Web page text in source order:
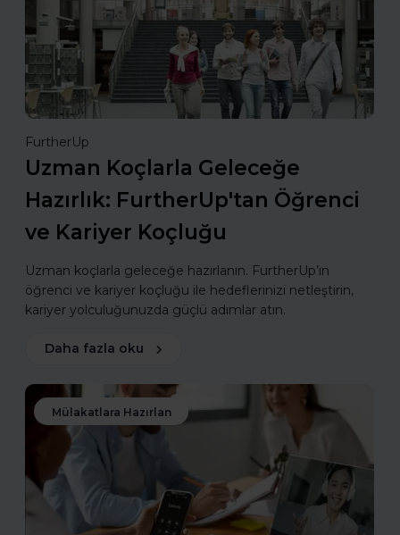
FurtherUp
Uzman Koçlarla Geleceğe
Hazırlık: FurtherUp'tan Öğrenci
ve Kariyer Koçluğu
Uzman koçlarla geleceğe hazırlanın. FurtherUp’ın
öğrenci ve kariyer koçluğu ile hedeflerinizi netleştirin,
kariyer yolculuğunuzda güçlü adımlar atın.
Daha fazla oku
Mülakatlara Hazırlan